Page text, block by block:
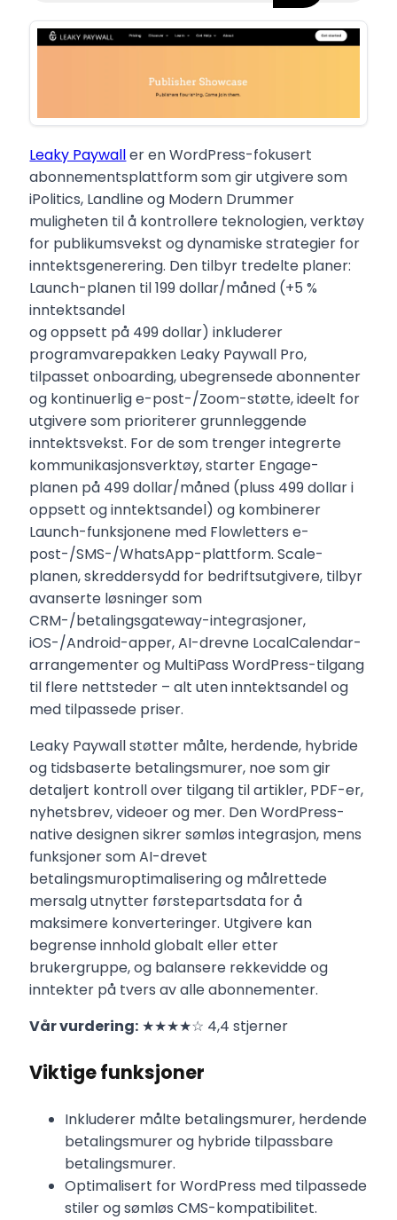
Leaky Paywaller en WordPress-fokusert
abonnementsplattform som gir utgivere som
iPolitics, Landline og Modern Drummer
muligheten til å kontrollere teknologien, verktøy
for publikumsvekst og dynamiske strategier for
inntektsgenerering. Den tilbyr tredelte planer:
Launch-planen til 199 dollar/måned (+5 %
inntektsandel
og oppsett på 499 dollar) inkluderer
programvarepakken Leaky Paywall Pro,
tilpasset onboarding, ubegrensede abonnenter
og kontinuerlig e-post-/Zoom-støtte, ideelt for
utgivere som prioriterer grunnleggende
inntektsvekst. For de som trenger integrerte
kommunikasjonsverktøy, starter Engage-
planen på 499 dollar/måned (pluss 499 dollar i
oppsett og inntektsandel) og kombinerer
Launch-funksjonene med Flowletters e-
post-/SMS-/WhatsApp-plattform. Scale-
planen, skreddersydd for bedriftsutgivere, tilbyr
avanserte løsninger som
CRM-/betalingsgateway-integrasjoner,
iOS-/Android-apper, AI-drevne LocalCalendar-
arrangementer og MultiPass WordPress-tilgang
til flere nettsteder – alt uten inntektsandel og
med tilpassede priser.
Leaky Paywall støtter målte, herdende, hybride
og tidsbaserte betalingsmurer, noe som gir
detaljert kontroll over tilgang til artikler, PDF-er,
nyhetsbrev, videoer og mer. Den WordPress-
native designen sikrer sømløs integrasjon, mens
funksjoner som AI-drevet
betalingsmuroptimalisering og målrettede
mersalg utnytter førstepartsdata for å
maksimere konverteringer. Utgivere kan
begrense innhold globalt eller etter
brukergruppe, og balansere rekkevidde og
inntekter på tvers av alle abonnementer.
Vår vurdering: ★★★★☆ 4,4 stjerner
Viktige funksjoner
Inkluderer målte betalingsmurer, herdende
betalingsmurer og hybride tilpassbare
betalingsmurer.
Optimalisert for WordPress med tilpassede
stiler og sømløs CMS-kompatibilitet.